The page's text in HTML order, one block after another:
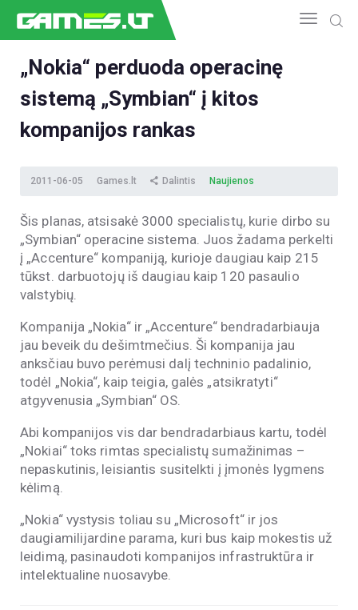
NAUJIENOS
GAMEDEV
APŽVALGOS
ŽAIDIMAI
„Nokia“ perduoda operacinę
sistemą „Symbian“ į kitos
kompanijos rankas
2011-06-05 Games.lt Dalintis Naujienos
Šis planas, atsisakė 3000 specialistų, kurie dirbo su
„Symbian“ operacine sistema. Juos žadama perkelti
į „Accenture“ kompaniją, kurioje daugiau kaip 215
tūkst. darbuotojų iš daugiau kaip 120 pasaulio
valstybių.
Kompanija „Nokia“ ir „Accenture“ bendradarbiauja
jau beveik du dešimtmečius. Ši kompanija jau
anksčiau buvo perėmusi dalį techninio padalinio,
todėl „Nokia“, kaip teigia, galės „atsikratyti“
atgyvenusia „Symbian“ OS.
Abi kompanijos vis dar bendradarbiaus kartu, todėl
„Nokiai“ toks rimtas specialistų sumažinimas –
nepaskutinis, leisiantis susitelkti į įmonės lygmens
kėlimą.
„Nokia“ vystysis toliau su „Microsoft“ ir jos
daugiamilijardine parama, kuri bus kaip mokestis už
leidimą, pasinaudoti kompanijos infrastruktūra ir
intelektualine nuosavybe.